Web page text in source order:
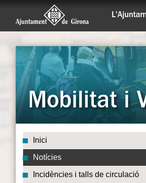
Mobilitat i
Inici
Notícies
Incidències i talls de circulació